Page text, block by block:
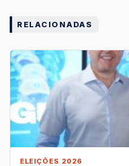
RELACIONADAS
ELEIÇÕES 2026